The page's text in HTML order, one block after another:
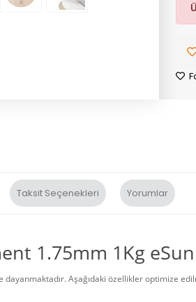
Taksit Seçenekleri Yorumlar
1.75mm 1Kg eSun
dayanmaktadır. Aşağıdaki özellikler optimize